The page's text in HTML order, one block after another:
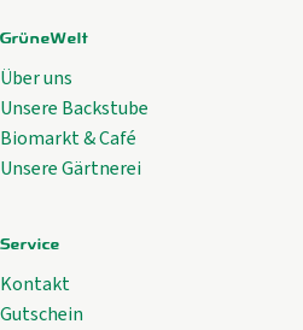
GrüneWelt
Über uns
Unsere Backstube
Biomarkt & Café
Unsere Gärtnerei
Service
Kontakt
Gutschein